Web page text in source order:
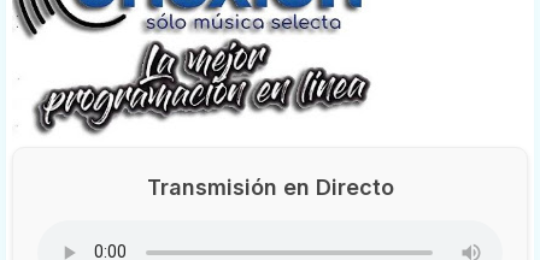
Transmisión en Directo